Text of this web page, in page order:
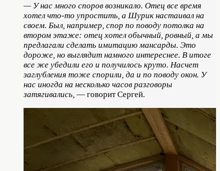
— У нас много споров возникало. Отец все время
хотел что-то упростить, а Шурик настаивал на
своем. Был, например, спор по поводу потолка на
втором этаже: отец хотел обычный, ровный, а мы
предлагали сделать имитацию мансарды. Это
дороже, но выглядит намного интереснее. В итоге
все же убедили его и получилось круто. Насчет
заглубления тоже спорили, да и по поводу окон. У
нас иногда на несколько часов разговоры
затягивались, — говорит Сергей.